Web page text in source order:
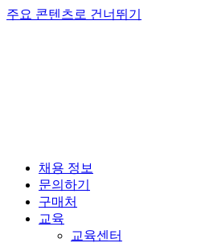
주요 콘텐츠로 건너뛰기
채용 정보
문의하기
구매처
교육
교육센터